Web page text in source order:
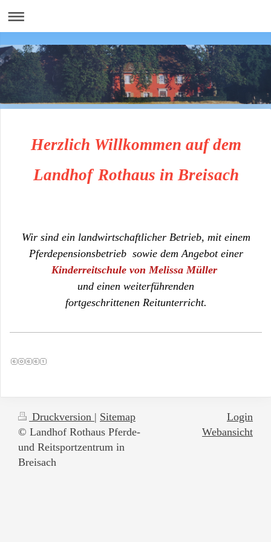
Herzlich Willkommen auf dem
Landhof Rothaus in Breisach
Wir sind ein landwirtschaftlicher Betrieb, mit einem
Pferdepensionsbetrieb sowie dem Angebot einer
Kinderreitschule von Melissa Müller
und einen weiterführenden
fortgeschrittenen Reitunterricht.
Druckversion | Sitemap
© Landhof Rothaus Pferde-
und Reitsportzentrum in
Breisach
Login
Webansicht